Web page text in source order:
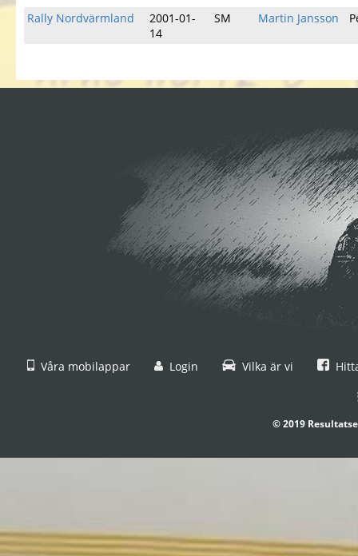
Rally Nordvärmland
2001-01-
14
SM Martin Jansson
Våra mobilappar Login Vilka är vi
© 2019